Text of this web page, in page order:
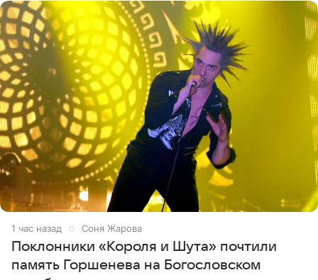
1 час назад Соня Жарова
Поклонники «Короля и Шута» почтили
память Горшенева на Богословском